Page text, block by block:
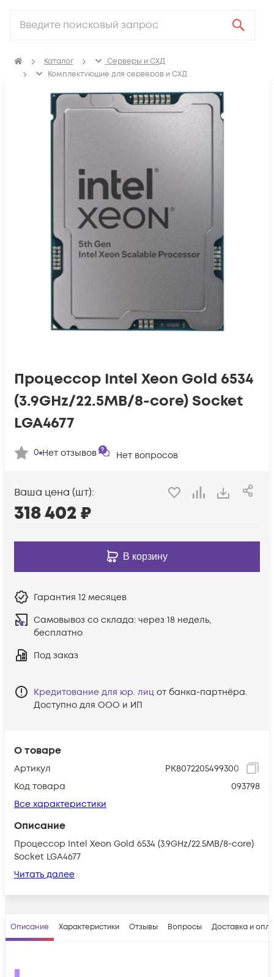
Каталог
Серверы и СХД
Комплектующие для серверов и СХД
О товаре
Артикул
PK8072205499300
Код товара
093798
Все характеристики
Описание
Процессор Intel Xeon Gold 6534 (3.9GHz/22.5MB/8-core)
Socket LGA4677
Читать далее
Процессор Intel Xeon Gold 6534
(3.9GHz/22.5MB/8-core) Socket
LGA4677
0 Нет отзывов Нет вопросов
Ваша цена (шт):
318 402₽
В корзину
Гарантия 12 месяцев
Самовывоз со склада: через 18 недель,
бесплатно
Под заказ
Кредитование для юр. лиц от банка-партнёра.
Доступно для ООО и ИП
Описание Характеристики Отзывы Вопросы Доставка и